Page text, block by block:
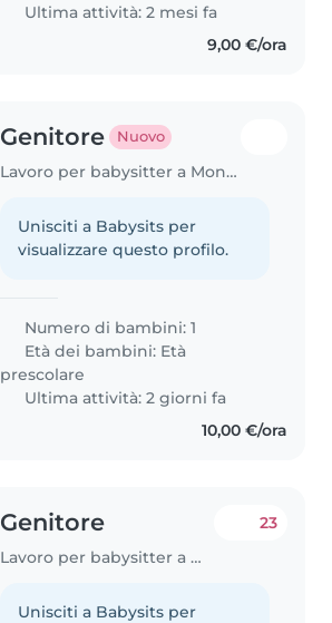
Ultima attività: 2 mesi fa
9,00 €/ora
Genitore Nuovo
Lavoro per babysitter a Montemurlo
Unisciti a Babysits per
visualizzare questo profilo.
Numero di bambini: 1
Età dei bambini: Età
prescolare
Ultima attività: 2 giorni fa
10,00 €/ora
Genitore
Lavoro per babysitter a Montemurlo
23
Unisciti a Babysits per